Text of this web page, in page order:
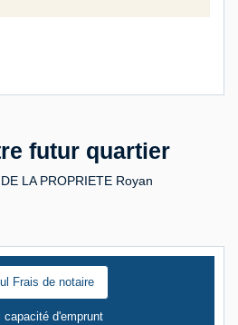
futur quartier
LA PROPRIETE Royan
Frais de notaire
capacité d'emprunt